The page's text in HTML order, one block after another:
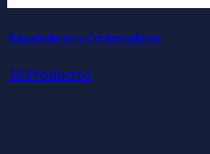
Adaptadores y Controladoras
18 Productos